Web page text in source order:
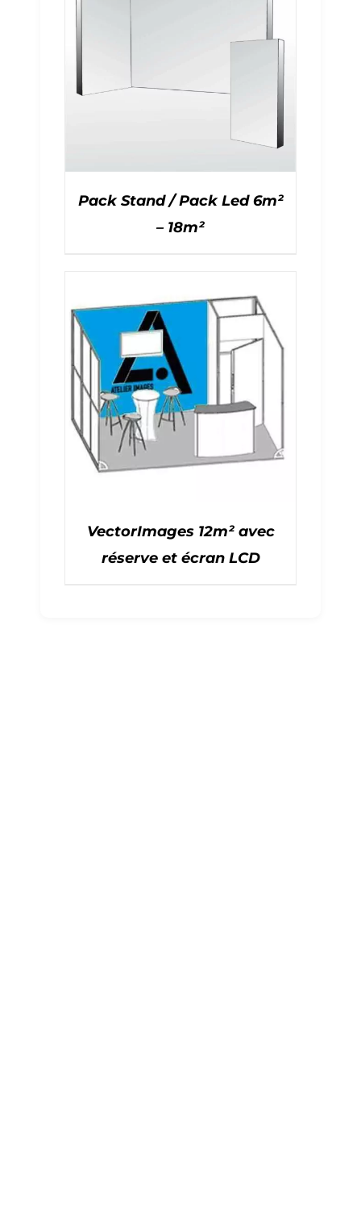
Pack Stand / Pack Led 6m²
– 18m²
VectorImages 12m² avec
réserve et écran LCD